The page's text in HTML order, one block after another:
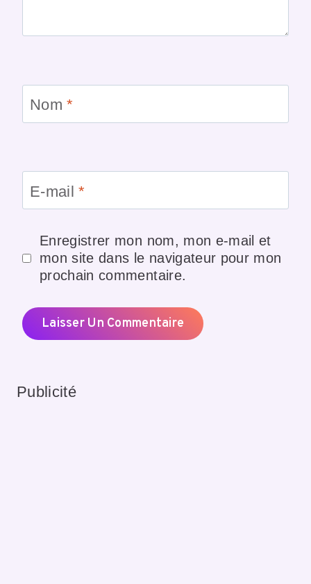
Nom*
E-mail*
Enregistrer mon nom, mon e-mail et
mon site dans le navigateur pour mon
prochain commentaire.
Publicité